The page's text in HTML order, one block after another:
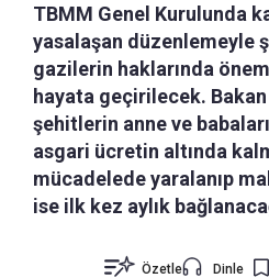
TBMM Genel Kurulunda
yasalaşan düzenlemeyle
gazilerin haklarında
hayata geçirilecek.
şehitlerin anne ve
asgari ücretin altında
mücadelede yaralanıp
ise ilk kez aylık
Özetle Dinle